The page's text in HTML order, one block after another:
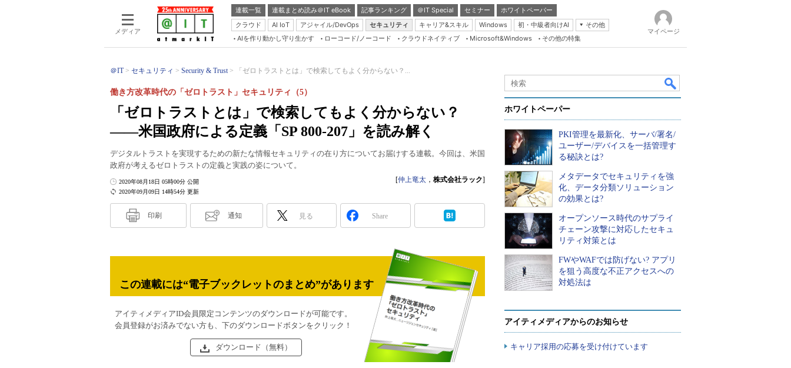
メディア
連載一覧 連載まとめ読み＠IT eBook 記事ランキング ＠IT Special セミナー
ホワイトペーパー
クラウド
AI IoT アジャイル/DevOps セキュリティ キャリア&スキル Windows 初・中級者向けAI
その他
Server & Storage
Database Expert
Linux ＆ OSS
Master of IP Network
Security & Trust
ブログ
AIを作り動かし守り生かす ローコード/ノーコード クラウドネイティブ Microsoft&Windows その他の特集
マイページ
＠IT セキュリティ Security & Trust 「ゼロトラストとは」で検索してもよく分からない？...
「ゼロトラストとは」で検索してもよく分からない？
――米国政府による定義「SP 800-207」を読み解く
働き方改革時代の「ゼロトラスト」セキュリティ（5）
デジタルトラストを実現するための新たな情報セキュリティの在り方についてお届けする連載。今回は、米国
政府が考えるゼロトラストの定義と実践の姿について。
2020年09月09日 14時54分 更新
2020年08月18日 05時00分 公開 [仲上竜太 ， 株式会社ラック]
印刷 通知 見る Share
この連載には“電子ブックレットのまとめ”があります
アイティメディアID会員限定コンテンツのダウンロードが可能です。
会員登録がお済みでない方も、下のダウンロードボタンをクリック！
ダウンロード（無料）
ホワイトペーパー
PKI管理を最新化、サーバ/署名/
ユーザー/デバイスを一括管理す
る秘訣とは?
メタデータでセキュリティを強
化、データ分類ソリューション
の効果とは?
オープンソース時代のサプライ
チェーン攻撃に対応したセキュ
リティ対策とは
FWやWAFでは防げない? アプリ
を狙う高度な不正アクセスへの
対処法は
アイティメディアからのお知らせ
キャリア採用の応募を受け付けています